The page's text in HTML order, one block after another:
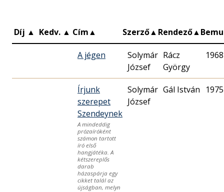
Díj ▲ Kedv. ▲ Cím▲ Szerző▲ Rendező▲
A jégen
Solymár
József
Rácz
György
Írjunk
szerepet
Szendeynek
A mindeddig
prózaíróként
számon tartott
író első
hangjátéka. A
kétszereplős
darab
házaspárja egy
cikket talál az
újságban, melyn
Solymár
József
Gál István